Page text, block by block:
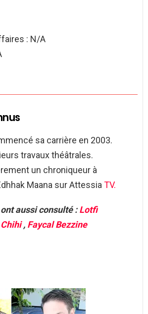
: N/A
sa carrière en 2003.
travaux théâtrales.
un chroniqueur à
Maana sur Attessia TV.
aussi consulté :Lotfi
, Faycal Bezzine